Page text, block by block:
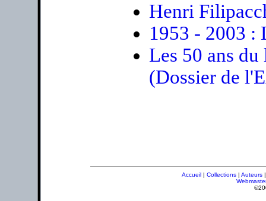
Henri
1953 - 2003 :
Les 50 ans
(Dossier de
Accueil | Collections | Auteurs